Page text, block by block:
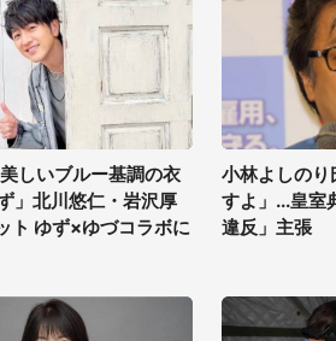
しいブルー基調の衣
」北川悠仁・岩沢厚
ト ゆず×ゆづコラボに
小林よしのり
すよ」...皇室
違反」主張